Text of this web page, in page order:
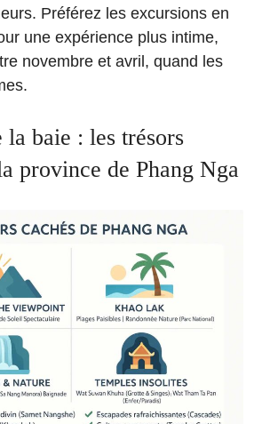
Préférez les excursions en
une expérience plus intime,
novembre et avril, quand les
baie : les trésors
province de Phang Nga